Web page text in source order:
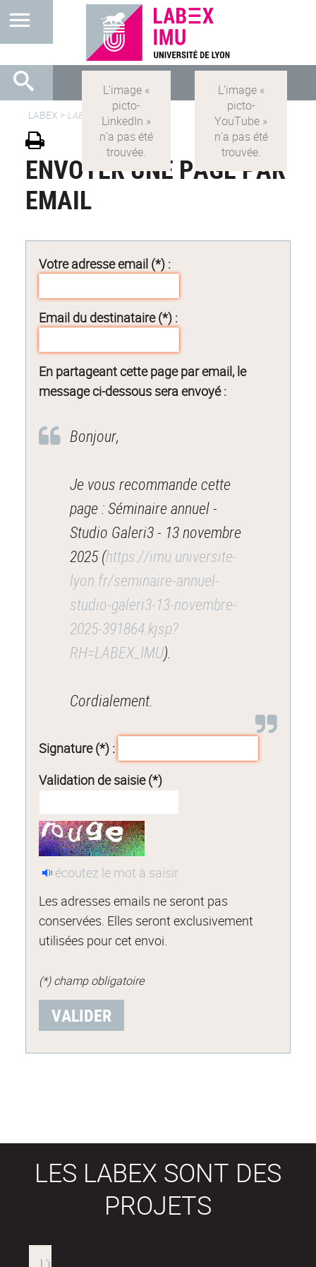
LABEX > LABEX IMU
ENVOYER UNE PAGE PAR
EMAIL
Votre adresse email (*) :
Email du destinataire (*) :
En partageant cette page par email, le
message ci-dessous sera envoyé :
Bonjour,
Je vous recommande cette
page : Séminaire annuel -
Studio Galeri3 - 13 novembre
2025 (https://imu.universite-
lyon.fr/seminaire-annuel-
studio-galeri3-13-novembre-
2025-391864.kjsp?
RH=LABEX_IMU).
Cordialement.
Signature (*) :
Validation de saisie (*)
écoutez le mot à saisir
Les adresses emails ne seront pas
conservées. Elles seront exclusivement
utilisées pour cet envoi.
(*) champ obligatoire
LES LABEX SONT DES
PROJETS